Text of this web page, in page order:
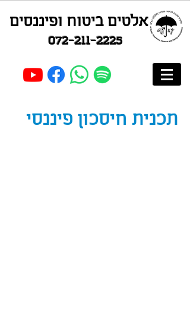
אלטים ביטוח ופיננסים
תכנית חיסכון פיננסי